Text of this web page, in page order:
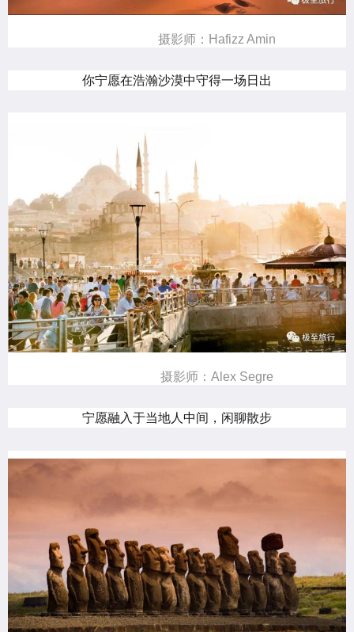
摄影师：Hafizz Amin
你宁愿在浩瀚沙漠中守得一场日出
摄影师：Alex Segre
宁愿融入于当地人中间，闲聊散步